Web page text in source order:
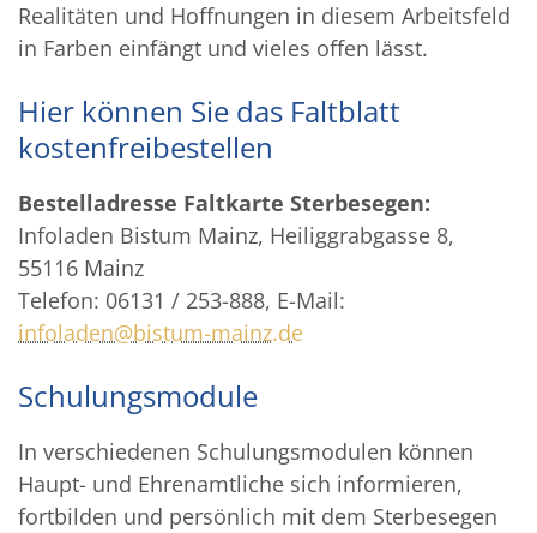
Realitäten und Hoffnungen in diesem Arbeitsfeld
in Farben einfängt und vieles offen lässt.
Hier können Sie das Faltblatt
kostenfreibestellen
Bestelladresse Faltkarte Sterbesegen:
Infoladen Bistum Mainz, Heiliggrabgasse 8,
55116 Mainz
Telefon: 06131 / 253-888, E-Mail:
infoladen@bistum-mainz.de
Schulungsmodule
In verschiedenen Schulungsmodulen können
Haupt- und Ehrenamtliche sich informieren,
fortbilden und persönlich mit dem Sterbesegen